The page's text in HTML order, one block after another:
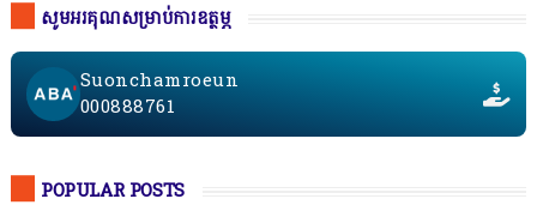
សូមអរគុណសម្រាប់ការឧត្ថម្ភ
Suonchamroeun
000888761
POPULAR POSTS